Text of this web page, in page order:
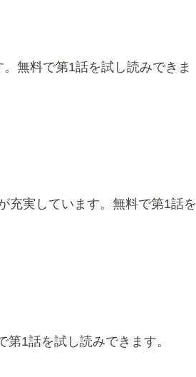
無料で第1話を試し読みできま
充実しています。無料で第1話を
1話を試し読みできます。